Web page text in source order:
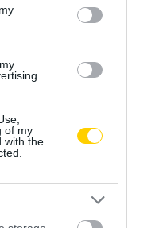
of my
with the
A CSALÁDI JELSZÓT